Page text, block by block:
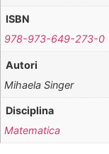
ISBN
978-973-649-273-0
Autori
Mihaela Singer
Disciplina
Matematica